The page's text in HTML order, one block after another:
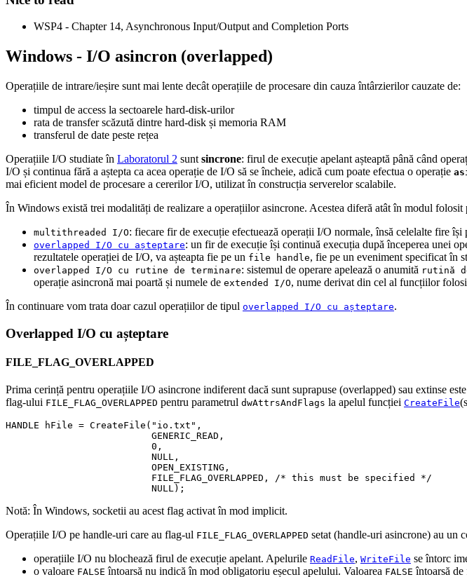
WSP4 - Chapter 14, Asynchronous Input/Output and Completion Ports
Windows - I/O asincron (overlapped)
Operațiile de intrare/ieșire sunt mai lente decât operațiile de procesare din cauza întârzierilor cauzate de:
timpul de access la sectoarele hard-disk-urilor
rata de transfer scăzută dintre hard-disk și memoria RAM
transferul de date peste rețea
Operațiile I/O studiate în Laboratorul 2 sunt sincrone: firul de execuție apelant așteaptă până când
I/O și continua fără a aștepta ca acea operație de I/O să se încheie, adică cum poate efectua o operație
mai eficient model de procesare a cererilor I/O, utilizat în construcția serverelor scalabile.
În Windows există trei modalități de realizare a operațiilor asincrone. Acestea diferă atât în modul
multithreaded I/O: fiecare fir de execuție efectuează operații I/O normale, însă celelalte fire își
overlapped I/O cu așteptare: un fir de execuție își continuă execuția după începerea unei
rezultatele operației de I/O, va așteapta fie pe un file handle, fie pe un eveniment specificat în
overlapped I/O cu rutine de terminare: sistemul de operare apelează o anumită rutină
operație asincronă mai poartă și numele de extended I/O, nume derivat din cel al funcțiilor
În continuare vom trata doar cazul operațiilor de tipul overlapped I/O cu așteptare.
Overlapped I/O cu așteptare
FILE_FLAG_OVERLAPPED
Prima cerință pentru operațiile I/O asincrone indiferent dacă sunt suprapuse (overlapped) sau extinse
flag-ului FILE_FLAG_OVERLAPPED pentru parametrul dwAttrsAndFlags la apelul funcției CreateFile
HANDLE hFile = CreateFile ( "io.txt" ,
                          GENERIC_READ
,
0 ,
                          NULL
,
                          OPEN_EXISTING
,
                          FILE_FLAG_OVERLAPPED
,
/* this must be specified */
                          NULL
) ;
Notă: În Windows, socketii au acest flag activat în mod implicit.
Operațiile I/O pe handle-uri care au flag-ul FILE_FLAG_OVERLAPPED setat (handle-uri asincrone) au un
operațiile I/O nu blochează firul de execuție apelant. Apelurile ReadFile, WriteFile se întorc
o valoare FALSE întoarsă nu indică în mod obligatoriu eșecul apelului. Valoarea FALSE întoarsă